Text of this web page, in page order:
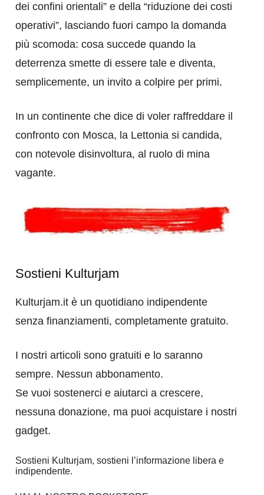
dei confini orientali” e della “riduzione dei costi
operativi”, lasciando fuori campo la domanda
più scomoda: cosa succede quando la
deterrenza smette di essere tale e diventa,
semplicemente, un invito a colpire per primi.
In un continente che dice di voler raffreddare il
confronto con Mosca, la Lettonia si candida,
con notevole disinvoltura, al ruolo di mina
vagante.
Sostieni Kulturjam
Kulturjam.it è un quotidiano indipendente
senza finanziamenti, completamente gratuito.
I nostri articoli sono gratuiti e lo saranno
sempre. Nessun abbonamento.
Se vuoi sostenerci e aiutarci a crescere,
nessuna donazione, ma puoi acquistare i nostri
gadget.
Sostieni Kulturjam, sostieni l’informazione libera e
indipendente.